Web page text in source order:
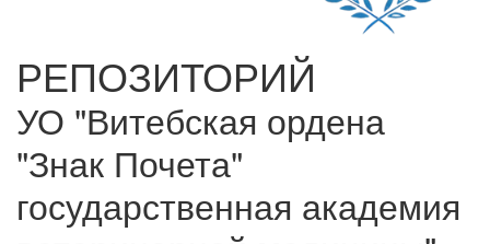
РЕПОЗИТОРИЙ
УО "Витебская ордена
"Знак Почета"
государственная академия